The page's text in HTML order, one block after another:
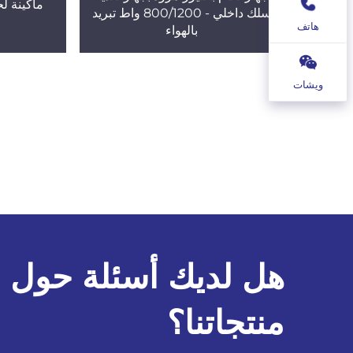
سلك داخلي - 800/1200 واط تبريد
بالهواء
ماكينة
هل لديك أسئلة حول
منتجاتنا؟
هاتف
ويشات